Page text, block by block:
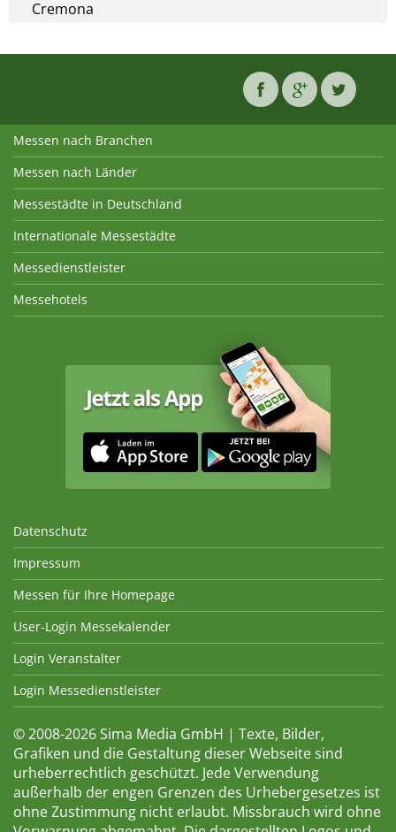
Cremona
Messen nach Branchen
Messen nach Länder
Messestädte in Deutschland
Internationale Messestädte
Messedienstleister
Messehotels
Datenschutz
Impressum
Messen für Ihre Homepage
User-Login Messekalender
Login Veranstalter
Login Messedienstleister
© 2008-2026 Sima Media GmbH | Texte, Bilder,
Grafiken und die Gestaltung dieser Webseite sind
urheberrechtlich geschützt. Jede Verwendung
außerhalb der engen Grenzen des Urhebergesetzes ist
ohne Zustimmung nicht erlaubt. Missbrauch wird ohne